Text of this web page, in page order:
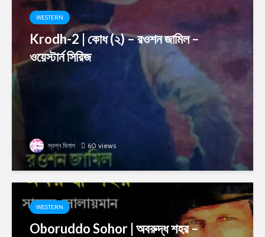
WESTERN
Krodh-2 | কোধ (২) – রওশন জামিল –
ওয়েস্টার্ন সিরিজ
স্বপ্ন বিলাপ 60 views
WESTERN
Oboruddo Sohor | অবরুদ্ধ শহর –